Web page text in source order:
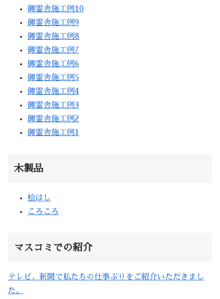
御霊舎施工例10
御霊舎施工例9
御霊舎施工例8
御霊舎施工例7
御霊舎施工例6
御霊舎施工例5
御霊舎施工例4
御霊舎施工例3
御霊舎施工例2
御霊舎施工例1
木製品
桧はし
ころころ
マスコミでの紹介
テレビ、新聞で私たちの仕事ぶりをご紹介いただきまし
た。